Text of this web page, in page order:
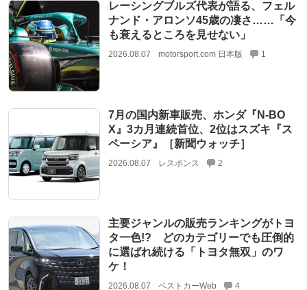
レーシングブルズ代表が語る、フェル
ナンド・アロンソ45歳の凄さ……「今
も衰えるところを見せない」
2026.08.07 motorsport.com 日本版 1
7月の国内新車販売、ホンダ『N-BO
X』3カ月連続首位、2位はスズキ『ス
ペーシア』［新聞ウォッチ］
2026.08.07 レスポンス 2
主要ジャンルの販売ランキングがトヨ
タ一色!? どのカテゴリーでも圧倒的
に選ばれ続ける「トヨタ無双」のワ
ケ！
2026.08.07 ベストカーWeb 4